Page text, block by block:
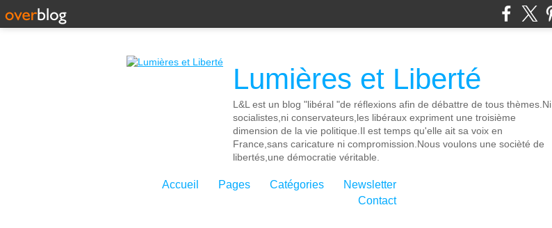
Lumières et Liberté
L&L est un blog "libéral "de réflexions afin de débattre de tous thèmes.Ni
socialistes,ni conservateurs,les libéraux expriment une troisième
dimension de la vie politique.Il est temps qu'elle ait sa voix en
France,sans caricature ni compromission.Nous voulons une socièté de
libertés,une démocratie véritable.
Accueil Pages Catégories
Newsletter
Contact